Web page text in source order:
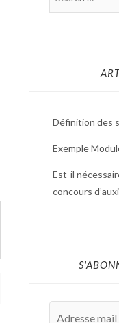
Définition des
Exemple
Est-il
concours